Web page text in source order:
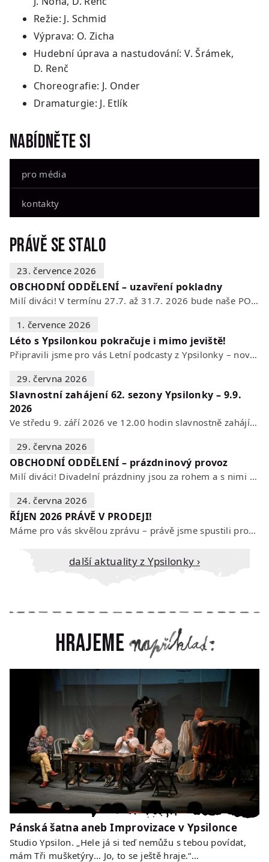
Režie: J. Schmid
Výprava: O. Zicha
Hudební úprava a nastudování: V. Šrámek,
D. Renč
Choreografie: J. Onder
Dramaturgie: J. Etlík
Nabídněte si
pro média
kontakty
Právě se stalo
23. července 2026
OBCHODNÍ ODDĚLENÍ – uzavření pokladny
Milí diváci! V termínu 27.7. až 31.7. 2026 bude naše POKLADNA z technických…
1. července 2026
Léto s Ypsilonkou pokračuje i mimo jeviště!
Připravili jsme pro vás Letní podcasty z Ypsilonky – novou sérii rozhovorů s…
29. června 2026
Slavnostní zahájení 62. sezony Ypsilonky – 9.9.
2026
Ve středu 9. září 2026 ve 12.00 hodin slavnostně zahájíme novou divadelní…
29. června 2026
OBCHODNÍ ODDĚLENÍ – prázdninový provoz
Milí diváci! Divadelní prázdniny jsou za rohem a s nimi se mění i otevírací…
24. června 2026
ŘÍJEN 2026 PRÁVĚ V PRODEJI!
Máme pro vás skvělou zprávu – právě jsme spustili prodej vstupenek na říjen…
Další aktuality z Ypsilonky ›
Hrajeme
Pánská šatna aneb Improvizace v Ypsilonce
Studio Ypsilon. „Hele já si teď nemůžu s tebou povídat,
mám Tři mušketýry… Jo, to se ještě hraje.“…